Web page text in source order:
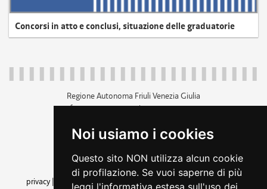
Noi usiamo i cookies
Questo sito NON utilizza alcun cookie
di profilazione. Se vuoi saperne di più
leggi l'informativa estesa sull'uso dei
Concorsi in atto e conclusi, situazione delle graduatorie
Regione Autonoma Friuli Venezia Giulia
c.f. 80014930327; p.iva 00526040324
+39 040 3771111
amministrazione trasparente
privacy
cookie |note legali accessibilità
dichiarazione di